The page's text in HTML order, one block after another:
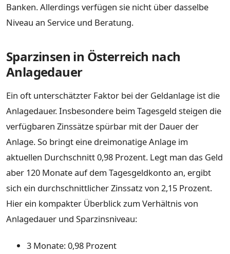
Banken. Allerdings verfügen sie nicht über dasselbe
Niveau an Service und Beratung.
Sparzinsen in Österreich nach
Anlagedauer
Ein oft unterschätzter Faktor bei der Geldanlage ist die
Anlagedauer. Insbesondere beim Tagesgeld steigen die
verfügbaren Zinssätze spürbar mit der Dauer der
Anlage. So bringt eine dreimonatige Anlage im
aktuellen Durchschnitt 0,98 Prozent. Legt man das Geld
aber 120 Monate auf dem Tagesgeldkonto an, ergibt
sich ein durchschnittlicher Zinssatz von 2,15 Prozent.
Hier ein kompakter Überblick zum Verhältnis von
Anlagedauer und Sparzinsniveau:
3 Monate: 0,98 Prozent